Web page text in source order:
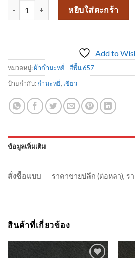
จำนวน ผ้ากำมะหยี่ สีพื้น 657-17 ชิ้น
หยิบใส่ตะกร้า
Add to
หมวดหมู่:ผ้ากำมะหยี่ - สีพื้น 657
ป้ายกำกับ:กำมะหยี่, เขียว
ข้อมูลเพิ่มเติม
สั่งซื้อแบบ ราคาขายปลีก (ต่อหลา), ร
สินค้าที่เกี่ยวข้อง